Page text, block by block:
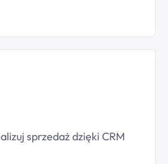
sprzedaż dzięki CRM